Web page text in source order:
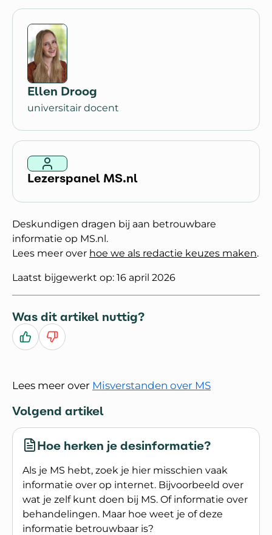
Ellen Droog
universitair docent
Lezerspanel MS.nl
Deskundigen dragen bij aan betrouwbare
informatie op MS.nl.
Lees meer over hoe we als redactie keuzes maken.
Laatst bijgewerkt op: 16 april 2026
Was dit artikel nuttig?
Ja Nee
Lees meer over Misverstanden over MS
Volgend artikel
Hoe herken je desinformatie?
Als je MS hebt, zoek je hier misschien vaak
informatie over op internet. Bijvoorbeeld over
wat je zelf kunt doen bij MS. Of informatie over
behandelingen. Maar hoe weet je of deze
informatie betrouwbaar is?